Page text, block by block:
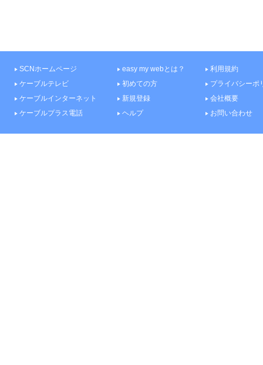
SCNホームページ
ケーブルテレビ
ケーブルインターネット
ケーブルプラス電話
easy my webとは？
初めての方
新規登録
ヘルプ
利用規約
プライバシーポ
会社概要
お問い合わせ